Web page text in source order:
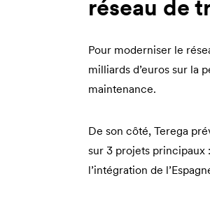
réseau de
Pour moderniser le
milliards d’euros sur la
maintenance.
De son côté, Terega
sur 3 projets principaux
l’intégration de